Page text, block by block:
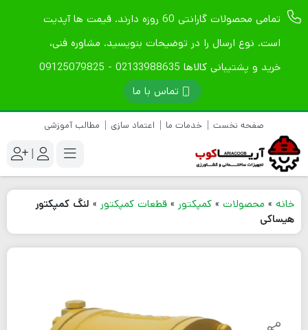
تمامی محصولات گارانتی 60 روزه دارند. قیمت ها آپدیت
است. نوع ارسال را در توضیحات بنویسید. مشاوره فنی،
خرید و پشتیبانی کالاها 02133988635 - 09125079825
تماس با ما
صفحه نخست خدمات ما اعتماد سازی مطالب آموزشی
|
خانه » محصولات » کمپکتور » قطعات کمپکتور » لنگ کمپکتور
هیساکی